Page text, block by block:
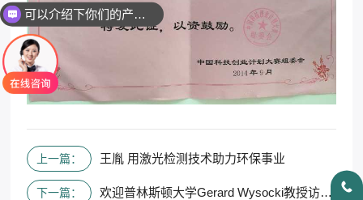
上一篇： 王胤 用激光检测技术助力环保事业
下一篇： 欢迎普林斯顿大学Gerard Wysocki教授访问上海实验室
可以介绍下你们的产品么